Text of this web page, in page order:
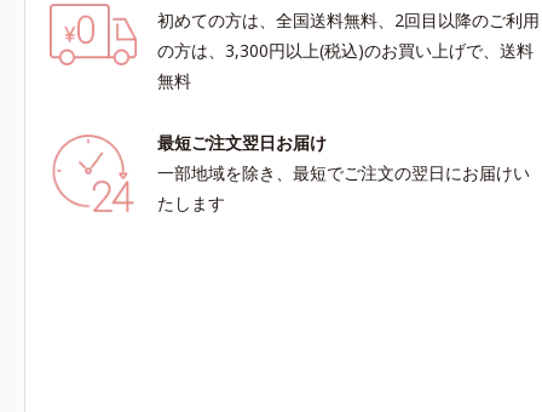
初めての方は、全国送料無料、2回目以降のご利用
の方は、3,300円以上(税込)のお買い上げで、送料
無料
最短ご注文翌日お届け
一部地域を除き、最短でご注文の翌日にお届けい
たします